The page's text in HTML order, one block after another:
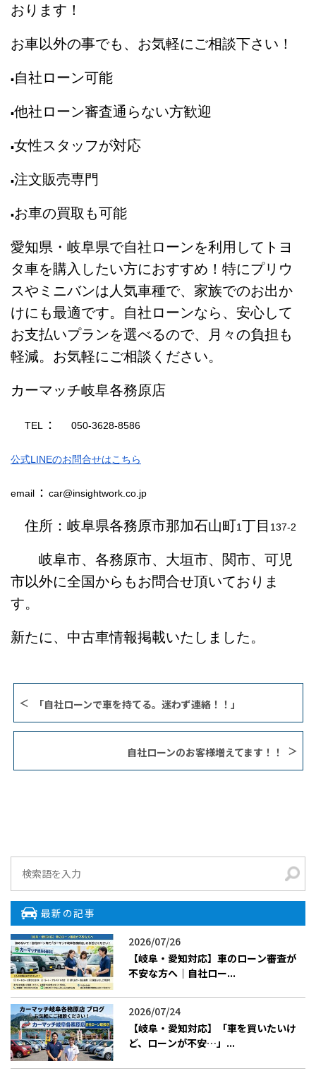
おります！
お車以外の事でも、お気軽にご相談下さい！
▪️自社ローン可能
▪️他社ローン審査通らない方歓迎
▪️女性スタッフが対応
▪️注文販売専門
▪️お車の買取も可能
愛知県・岐阜県で自社ローンを利用してトヨ
タ車を購入したい方におすすめ！特にプリウ
スやミニバンは人気車種で、家族でのお出か
けにも最適です。自社ローンなら、安心して
お支払いプランを選べるので、月々の負担も
軽減。お気軽にご相談ください。
カーマッチ岐阜各務原店
TEL ： 050-3628-8586
公式LINEのお問合せはこちら
email ： car@insightwork.co.jp
住所：岐阜県各務原市那加石山町1丁目 137-2
岐阜市、各務原市、大垣市、関市、可児
市以外に全国からもお問合せ頂いておりま
す。
新たに、中古車情報掲載いたしました。
「自社ローンで車を持てる。迷わず連絡！！」
自社ローンのお客様増えてます！！
最新の記事
2026/07/26
【岐阜・愛知対応】車のローン審査が
不安な方へ｜自社ロー...
2026/07/24
【岐阜・愛知対応】「車を買いたいけ
ど、ローンが不安…」...